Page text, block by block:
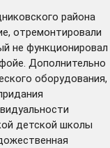
района
отремонтировали
не функционировал
Дополнительно
оборудования,
детской школы